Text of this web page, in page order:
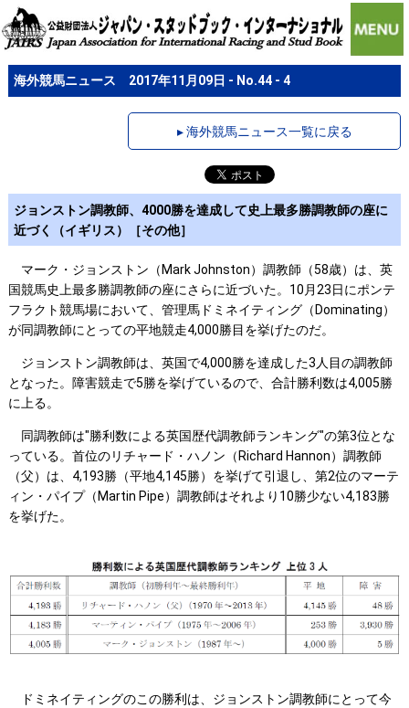
海外競馬ニュース 2017年11月09日 - No.44 - 4
▸ 海外競馬ニュース一覧に戻る
ジョンストン調教師、4000勝を達成して史上最多勝調教師の座に
近づく（イギリス）［その他］
マーク・ジョンストン（Mark Johnston）調教師（58歳）は、英
国競馬史上最多勝調教師の座にさらに近づいた。10月23日にポンテ
フラクト競馬場において、管理馬ドミネイティング（Dominating）
が同調教師にとっての平地競走4,000勝目を挙げたのだ。
ジョンストン調教師は、英国で4,000勝を達成した3人目の調教師
となった。障害競走で5勝を挙げているので、合計勝利数は4,005勝
に上る。
同調教師は"勝利数による英国歴代調教師ランキング"の第3位とな
っている。首位のリチャード・ハノン（Richard Hannon）調教師
（父）は、4,193勝（平地4,145勝）を挙げて引退し、第2位のマーテ
ィン・パイプ（Martin Pipe）調教師はそれより10勝少ない4,183勝
を挙げた。
ドミネイティングのこの勝利は、ジョンストン調教師にとって今